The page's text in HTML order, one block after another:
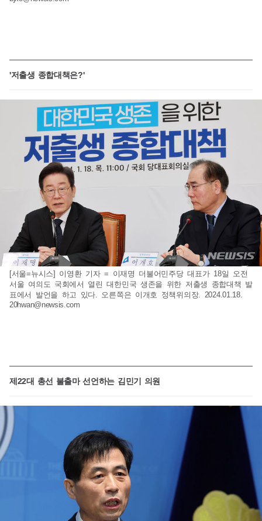
'저출생 종합대책은?'
[서울=뉴시스] 이영환 기자 = 이재명 더불어민주당 대표가 18일 오전
서울 여의도 국회에서 열린 대한민국 생존을 위한 저출생 종합대책 발
표에서 발언을 하고 있다. 오른쪽은 이개호 정책위의장. 2024.01.18.
20hwan@newsis.com
제22대 총선 불출마 선언하는 김민기 의원